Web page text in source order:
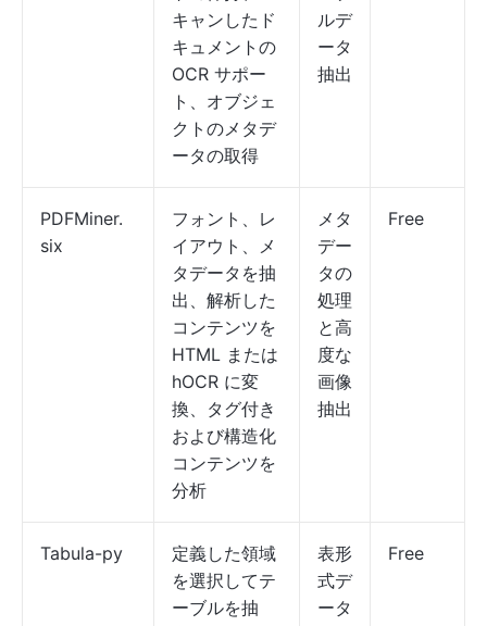
キャンしたド
キュメントの
OCR サポー
ト、オブジェ
クトのメタデ
ータの取得
ルデ
ータ
抽出
PDFMiner.
six
フォント、レ
イアウト、メ
タデータを抽
出、解析した
コンテンツを
HTML または
hOCR に変
換、タグ付き
および構造化
コンテンツを
分析
メタ
デー
タの
処理
と高
度な
画像
抽出
Free
Tabula-py
定義した領域
を選択してテ
ーブルを抽
表形
式デ
ータ
Free